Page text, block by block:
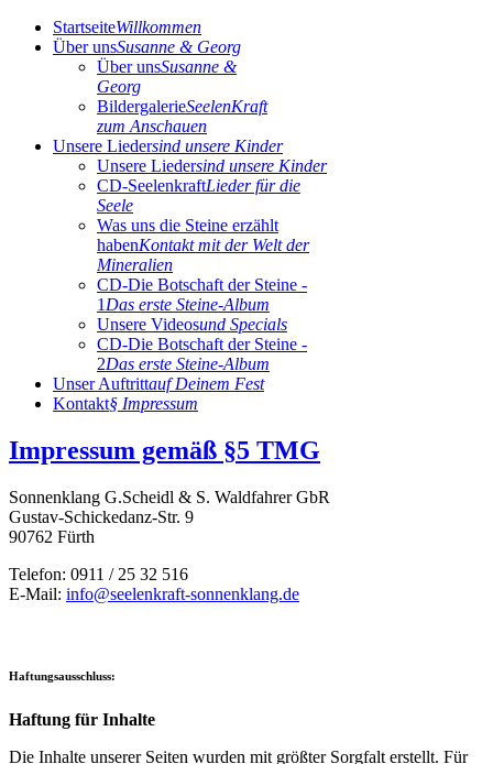
StartseiteWillkommen
Über unsSusanne & Georg
Über unsSusanne &
Georg
BildergalerieSeelenKraft
zum Anschauen
Unsere Liedersind unsere Kinder
Unsere Liedersind unsere Kinder
CD-SeelenkraftLieder für die
Seele
Was uns die Steine erzählt
habenKontakt mit der Welt der
Mineralien
CD-Die Botschaft der Steine -
1 Das erste Steine-Album
Unsere Videosund Specials
CD-Die Botschaft der Steine -
2Das erste Steine-Album
Unser Auftrittauf Deinem Fest
Kontakt§ Impressum
Impressum gemäß §5 TMG
Sonnenklang G.Scheidl & S. Waldfahrer GbR
Gustav-Schickedanz-Str. 9
90762 Fürth
Telefon: 0911 / 25 32 516
E-Mail: info@seelenkraft-sonnenklang.de
Haftungsausschluss:
Haftung für Inhalte
Die Inhalte unserer Seiten wurden mit größter Sorgfalt erstellt. Für